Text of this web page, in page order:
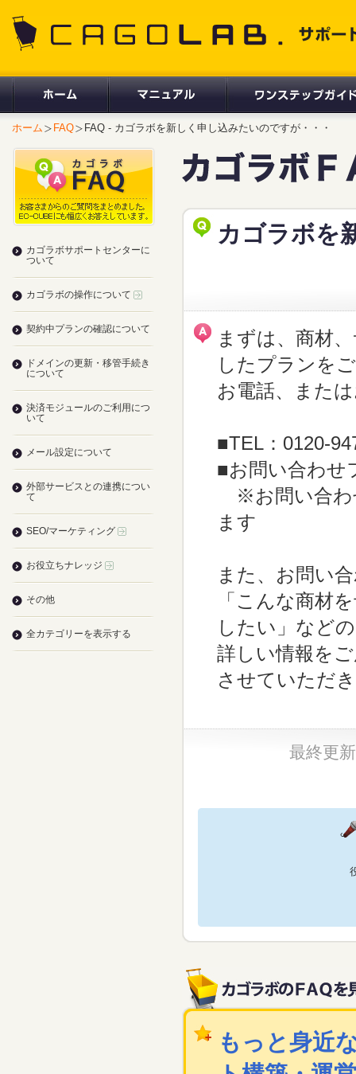
ホーム FAQ FAQ - カゴラボを新しく申し込みたいのですが・・・
カゴラボを
まずは、商材
したプランを
お電話、また
■TEL：0120-
■お問い合わ
※お問い合わ
ます
また、お問い
「こんな商材
したい」など
詳しい情報を
させていただ
最終更
もっと身近
カゴラボサポートセンターに
ついて
カゴラボの操作について
契約中プランの確認について
ドメインの更新・移管手続き
について
決済モジュールのご利用につ
いて
メール設定について
外部サービスとの連携につい
て
SEO/マーケティング
お役立ちナレッジ
その他
全カテゴリーを表示する